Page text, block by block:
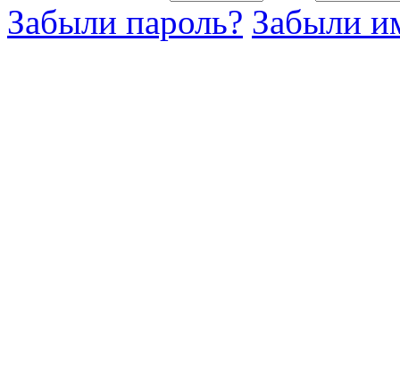
Забыли пароль? Забыли